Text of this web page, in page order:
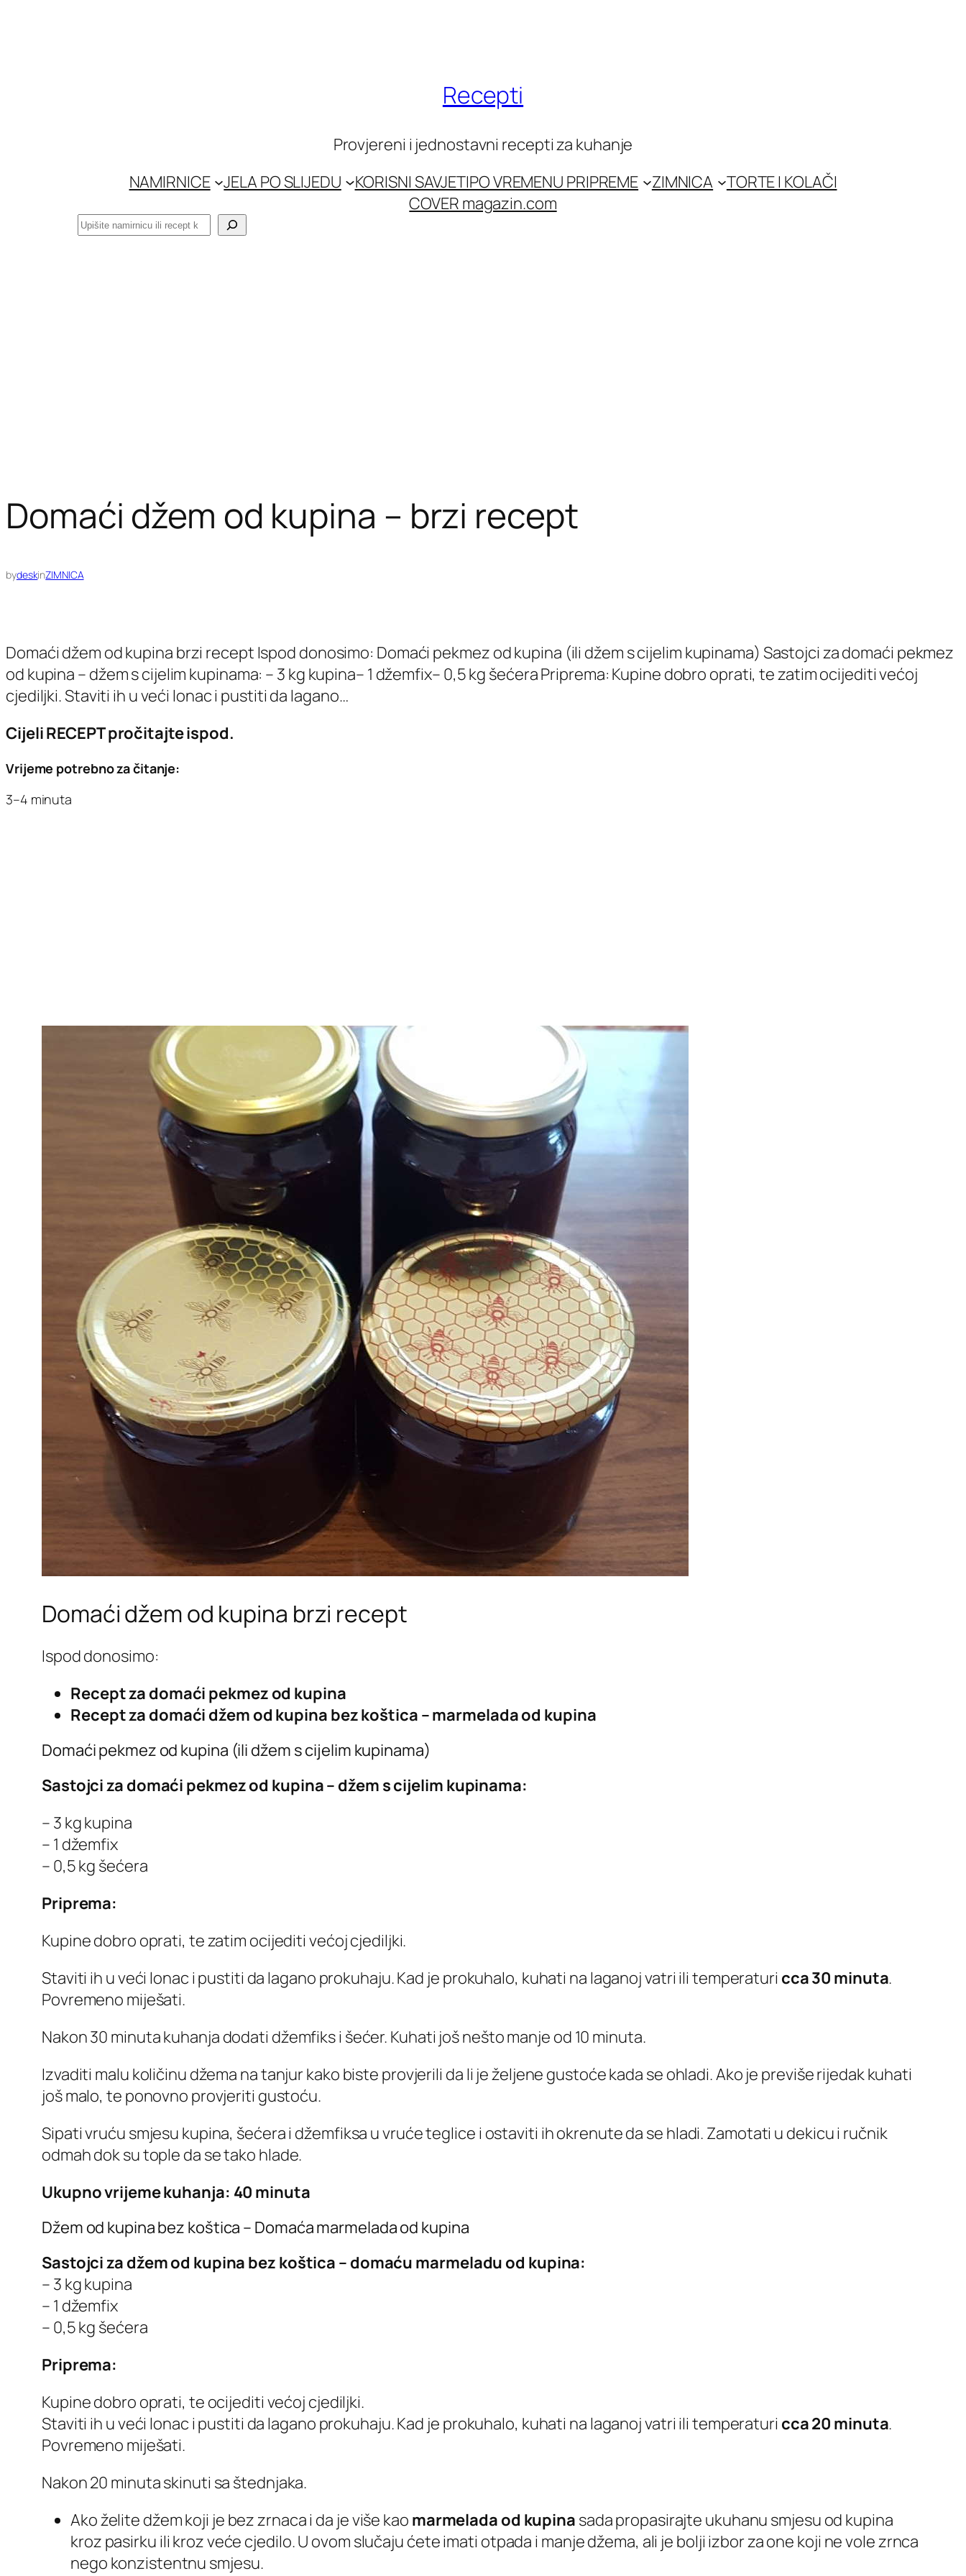
Recepti
Provjereni i jednostavni recepti za kuhanje
NAMIRNICE
JELA PO SLIJEDU KORISNI SAVJETIPO VREMENU PRIPREME ZIMNICA
TORTE I KOLAČI
COVER magazin.com
Pretraga
Domaći džem od kupina – brzi recept
bydeskinZIMNICA
Domaći džem od kupina brzi recept Ispod donosimo: Domaći pekmez od kupina (ili džem s cijelim kupinama) Sastojci za domaći pekmez
od kupina – džem s cijelim kupinama: – 3 kg kupina– 1 džemfix– 0,5 kg šećera Priprema: Kupine dobro oprati, te zatim ocijediti većoj
cjediljki. Staviti ih u veći lonac i pustiti da lagano…
Cijeli RECEPT pročitajte ispod.
Vrijeme potrebno za čitanje:
3–4 minuta
Domaći džem od kupina brzi recept
Ispod donosimo:
Recept za domaći pekmez od kupina
Recept za domaći džem od kupina bez koštica – marmelada od kupina
Domaći pekmez od kupina (ili džem s cijelim kupinama)
Sastojci za domaći pekmez od kupina – džem s cijelim kupinama:
– 3 kg kupina
– 1 džemfix
– 0,5 kg šećera
Priprema:
Kupine dobro oprati, te zatim ocijediti većoj cjediljki.
Staviti ih u veći lonac i pustiti da lagano prokuhaju. Kad je prokuhalo, kuhati na laganoj vatri ili temperaturi cca30 minuta.
Povremeno miješati.
Nakon 30 minuta kuhanja dodati džemfiks i šećer. Kuhati još nešto manje od 10 minuta.
Izvaditi malu količinu džema na tanjur kako biste provjerili da li je željene gustoće kada se ohladi. Ako je previše rijedak kuhati
još malo, te ponovno provjeriti gustoću.
Sipati vruću smjesu kupina, šećera i džemfiksa u vruće teglice i ostaviti ih okrenute da se hladi. Zamotati u dekicu i ručnik
odmah dok su tople da se tako hlade.
Ukupno vrijeme kuhanja: 40 minuta
Džem od kupina bez koštica – Domaća marmelada od kupina
Sastojci za džem od kupina bez koštica – domaću marmeladu od kupina:
– 3 kg kupina
– 1 džemfix
– 0,5 kg šećera
Priprema:
Kupine dobro oprati, te ocijediti većoj cjediljki.
Staviti ih u veći lonac i pustiti da lagano prokuhaju. Kad je prokuhalo, kuhati na laganoj vatri ili temperaturi cca 20 minuta.
Povremeno miješati.
Nakon 20 minuta skinuti sa štednjaka.
Ako želite džem koji je bez zrnaca i da je više kao marmelada od kupina sada propasirajte ukuhanu smjesu od kupina
kroz pasirku ili kroz veće cjedilo. U ovom slučaju ćete imati otpada i manje džema, ali je bolji izbor za one koji ne vole zrnca
nego konzistentnu smjesu.